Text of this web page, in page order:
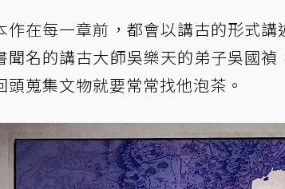
作在每一章前，都會以講古的形式
聞名的講古大師吳樂天的弟子吳國
頭蒐集文物就要常常找他泡茶。